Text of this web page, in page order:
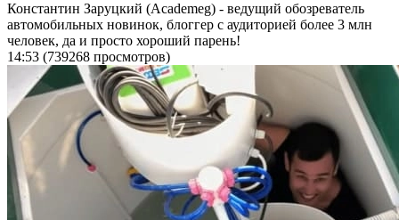
Константин Заруцкий (Academeg) - ведущий обозреватель
автомобильных новинок, блоггер с аудиторией более 3 млн
человек, да и просто хороший парень!
14:53 (739268 просмотров)